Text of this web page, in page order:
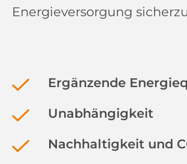
Energieversorgung
Ergänzende
Unabhängigkeit
Nachhaltigkeit und